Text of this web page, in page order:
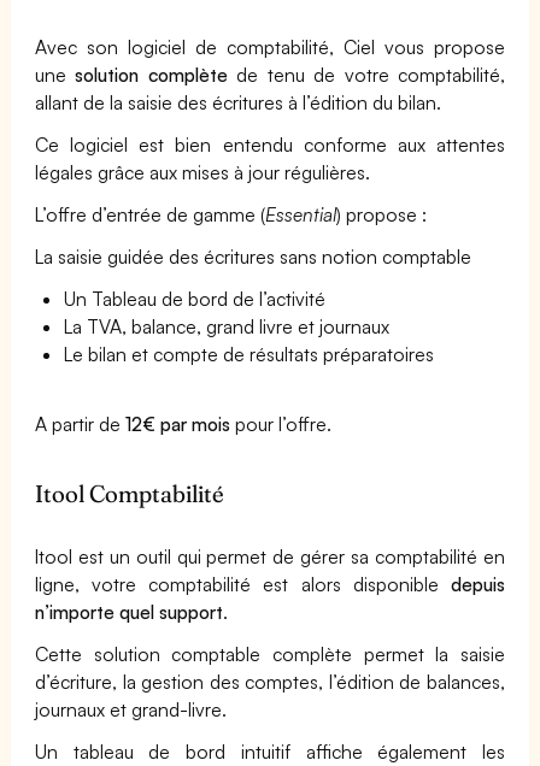
Avec son logiciel de comptabilité, Ciel vous propose
unesolution complètede tenu de votre comptabilité,
allant de la saisie des écritures à l’édition du bilan.
Ce logiciel est bien entendu conforme aux attentes
légales grâce aux mises à jour régulières.
L’offre d’entrée de gamme (Essential) propose :
La saisie guidée des écritures sans notion comptable
Un Tableau de bord de l’activité
La TVA, balance, grand livre et journaux
Le bilan et compte de résultats préparatoires
A partir de12€ par mois pour l’offre.
Itool Comptabilité
Itool est un outil qui permet de gérer sa comptabilité en
ligne, votre comptabilité est alors disponible depuis
n’importe quel support.
Cette solution comptable complète permet la saisie
d’écriture, la gestion des comptes, l’édition de balances,
journaux et grand-livre.
Un tableau de bord intuitif affiche également les